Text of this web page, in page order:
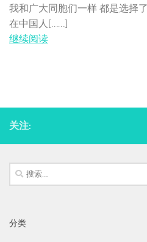
我和广大同胞们一样 都是选择
在中国人[……]
继续阅读
关注:
搜
索：
分类